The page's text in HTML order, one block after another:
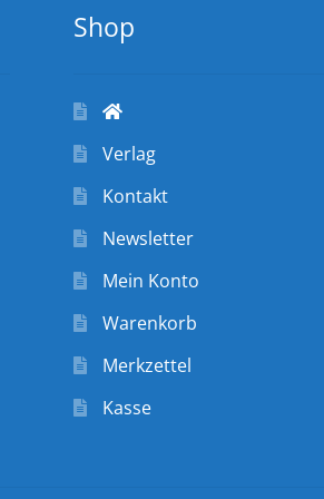
Shop
Verlag
Kontakt
Newsletter
Mein Konto
Warenkorb
Merkzettel
Kasse